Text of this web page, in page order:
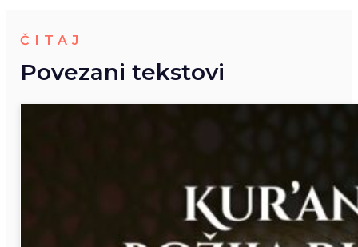
ČITAJ
Povezani tekstovi